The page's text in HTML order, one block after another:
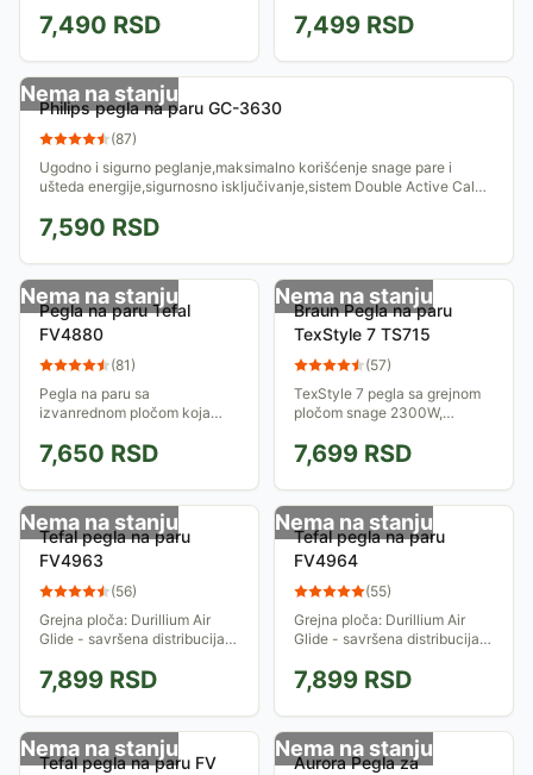
je ne oštećuje....
7,490 RSD
mogućnost vertikalnog
peglanja.
7,499 RSD
Nema na stanju
Philips pegla na paru GC-3630
(87)
Ugodno i sigurno peglanje,maksimalno korišćenje snage pare i
ušteda energije,sigurnosno isključivanje,sistem Double Active Calc
7,590 RSD
Nema na stanju
Pegla na paru Tefal
FV4880
(81)
Pegla na paru sa
izvanrednom pločom koja
jednostavno peglanje, lako
čišćenje i dug vek trajanja.
Ima sistem za zaštitu od...
7,650 RSD
Nema na stanju
Braun Pegla na paru
TexStyle 7 TS715
(57)
TexStyle 7 pegla sa grejnom
pločom snage 2300W,
protiv kapanja, ergonomski
dizajniranom ručkom,
varijabilnom parom...
7,699 RSD
Nema na stanju
Tefal pegla na paru
FV4963
(56)
Grejna ploča: Durillium Air
Glide - savršena distribucija
po tkanini, lako čišćenje i dug
vek trajanja
7,899 RSD
Nema na stanju
Tefal pegla na paru
FV4964
(55)
Grejna ploča: Durillium Air
Glide - savršena distribucija
po tkanini, lako čišćenje i dug
vek trajanja
7,899 RSD
Nema na stanju
Tefal pegla na paru FV
Nema na stanju
Aurora Pegla za